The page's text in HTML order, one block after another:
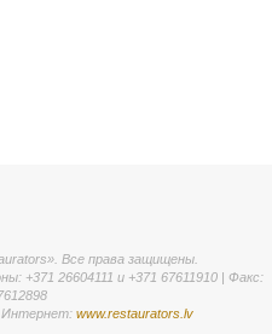
Все права защищены.
+371 26604111 и +371 67611910 | Факс:
Интернет: www.restaurators.lv